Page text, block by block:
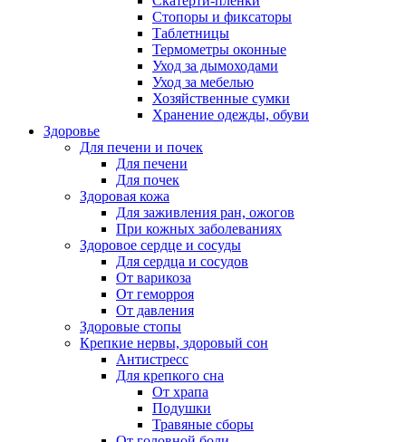
Стопоры и фиксаторы
Таблетницы
Термометры оконные
Уход за дымоходами
Уход за мебелью
Хозяйственные сумки
Хранение одежды, обуви
Здоровье
Для печени и почек
Для печени
Для почек
Здоровая кожа
Для заживления ран, ожогов
При кожных заболеваниях
Здоровое сердце и сосуды
Для сердца и сосудов
От варикоза
От геморроя
От давления
Здоровые стопы
Крепкие нервы, здоровый сон
Антистресс
Для крепкого сна
От храпа
Подушки
Травяные сборы